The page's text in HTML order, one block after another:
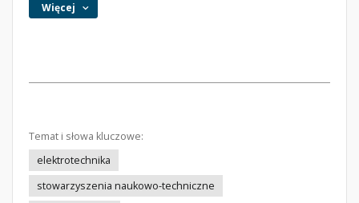
Więcej
Temat i słowa kluczowe:
elektrotechnika
stowarzyszenia naukowo-techniczne